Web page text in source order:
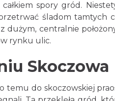
spory gród.
śladom tamtych
dużym, centralnie
rynku ulic.
Skoczowa
temu do skoczowskiej